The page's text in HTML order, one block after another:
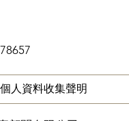
個人資料收集聲明